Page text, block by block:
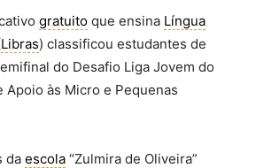
gratuito que ensina Língua
Libras) classificou estudantes de
do Desafio Liga Jovem do
às Micro e Pequenas
da escola “Zulmira de Oliveira”